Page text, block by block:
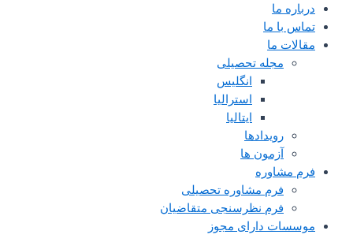
درباره ما
تماس با ما
مقالات ما
مجله تحصیلی
انگلیس
استرالیا
ایتالیا
رویدادها
آزمون ها
فرم مشاوره
فرم مشاوره تحصیلی
فرم نظرسنجی متقاضیان
موسسات دارای مجوز